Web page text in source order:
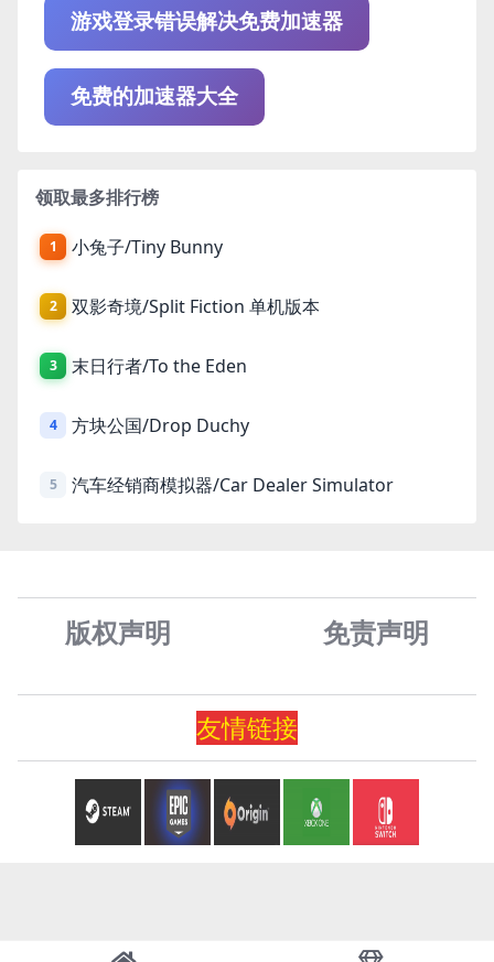
游戏登录错误解决免费加速器
免费的加速器大全
领取最多排行榜
1 小兔子/Tiny Bunny
2 双影奇境/Split Fiction 单机版本
3 末日行者/To the Eden
4 方块公国/Drop Duchy
5 汽车经销商模拟器/Car Dealer Simulator
版权声明 免责声明
友情链接